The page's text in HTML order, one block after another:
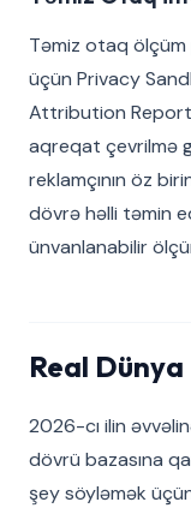
Təmiz otaq ölçüm
üçün Privacy
Attribution
aqreqat çevrilmə
reklamçının öz
dövrə həlli təmin
ünvanlanabilir
Real
2026-cı ilin
dövrü bazasına
şey söyləmək